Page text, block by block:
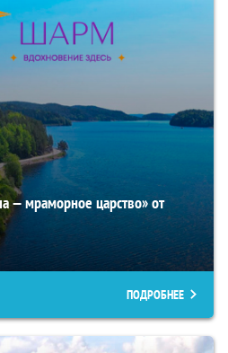
— мраморное царство» от
ПОДРОБНЕЕ